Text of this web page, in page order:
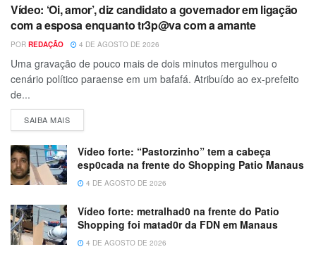
Vídeo: ‘Oi, amor’, diz candidato a governador em ligação
com a esposa enquanto tr3p@va com a amante
POR REDAÇÃO 4 DE AGOSTO DE 2026
Uma gravação de pouco mais de dois minutos mergulhou o
cenário político paraense em um bafafá. Atribuído ao ex-prefeito
de...
SAIBA MAIS
Vídeo forte: “Pastorzinho” tem a cabeça
esp0cada na frente do Shopping Patio Manaus
4 DE AGOSTO DE 2026
Vídeo forte: metralhad0 na frente do Patio
Shopping foi matad0r da FDN em Manaus
4 DE AGOSTO DE 2026